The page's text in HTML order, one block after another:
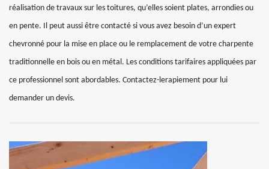
réalisation de travaux sur les toitures, qu’elles soient plates, arrondies ou
en pente. Il peut aussi être contacté si vous avez besoin d’un expert
chevronné pour la mise en place ou le remplacement de votre charpente
traditionnelle en bois ou en métal. Les conditions tarifaires appliquées par
ce professionnel sont abordables. Contactez-lerapiement pour lui
demander un devis.